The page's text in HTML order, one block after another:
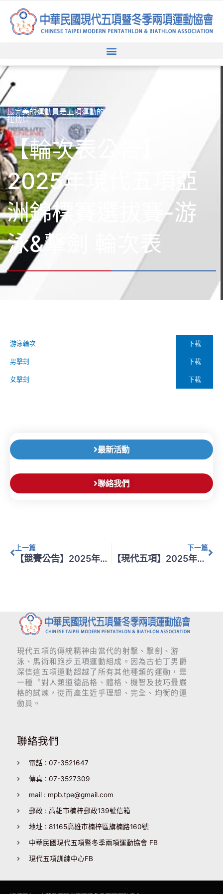
最完美的運動員是五項運動的
運動員
【輪次表公告】
2025年現代五項亞
洲錦標賽選拔賽-游
泳&擊劍 輪次表
游泳輪次 下載
男擊劍 下載
女擊劍 下載
最新活動
聯絡我們
上一篇
【競賽公告】2025年現代五項亞洲錦標賽選拔賽
下一篇
【現代五項】2025年度現代五項比賽規則和器材規定
現代五項的傳統精神由當代的射擊、擊劍、游
泳、馬術和跑步五項運動組成。因為古伯丁男爵
深信這五項運動超越了所有其他種類的運動，是
一種〝對人類道德品格、體格、機智及技巧最嚴
格的試煉，從而產生近乎理想、完全、均衡的運
動員。
聯絡我們
電話 : 07-3521647
傳真 : 07-3527309
mail : mpb.tpe@gmail.com
郵政 : 高雄市楠梓郵政139號信箱
地址 : 81165高雄市楠梓區旗楠路160號
中華民國現代五項暨冬季兩項運動協會 FB
現代五項訓練中心FB